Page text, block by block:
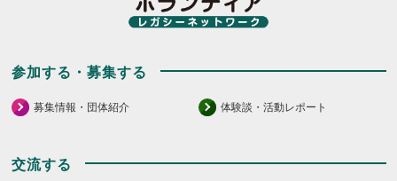
参加する・募集する
募集情報・団体紹介 体験談・活動レポート
交流する